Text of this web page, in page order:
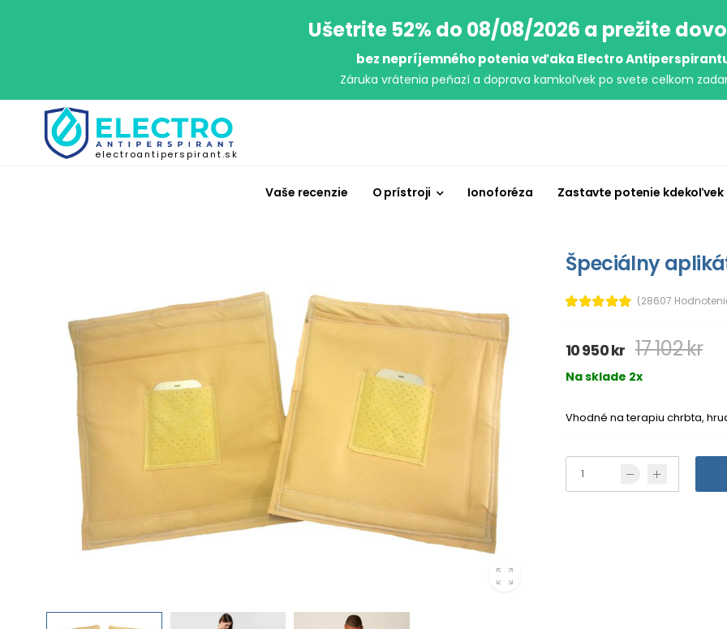
Ušetrite 52% do 08/08/2026 a prežite
bez nepríjemného potenia vďaka Electro
Záruka vrátenia peňazí a doprava kamkoľvek po svete celkom
electroantiperspirant.sk
Vaše recenzie O prístroji Ionoforéza Zastavte potenie kdekoľvek
Špeciálny
(28607
10 950 kr 17 102 kr
Na sklade 2x
Vhodné na terapiu chrbta,